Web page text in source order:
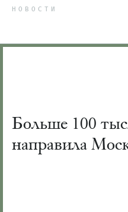
НОВОСТИ
Больше 100
направила